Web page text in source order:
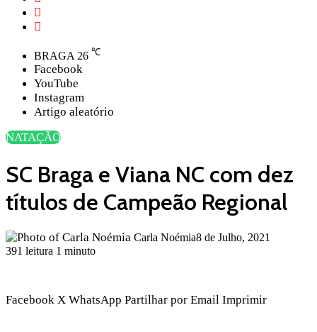
BRAGA 26 ℃
Facebook
YouTube
Instagram
Artigo aleatório
NATAÇÃO
SC Braga e Viana NC com dez
títulos de Campeão Regional
Carla Noémia8 de Julho, 2021
391 leitura 1 minuto
Facebook X WhatsApp Partilhar por Email Imprimir